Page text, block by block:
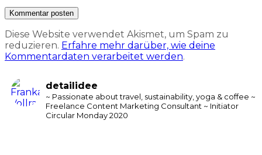
Diese Website verwendet Akismet, um Spam zu
reduzieren. Erfahre mehr darüber, wie deine
Kommentardaten verarbeitet werden.
detailidee
~ Passionate about travel, sustainability, yoga & coffee ~
Freelance Content Marketing Consultant ~ Initiator
Circular Monday 2020